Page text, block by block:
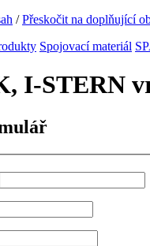
/Přeskočit na doplňující
Spojovací materiál
I-STERN